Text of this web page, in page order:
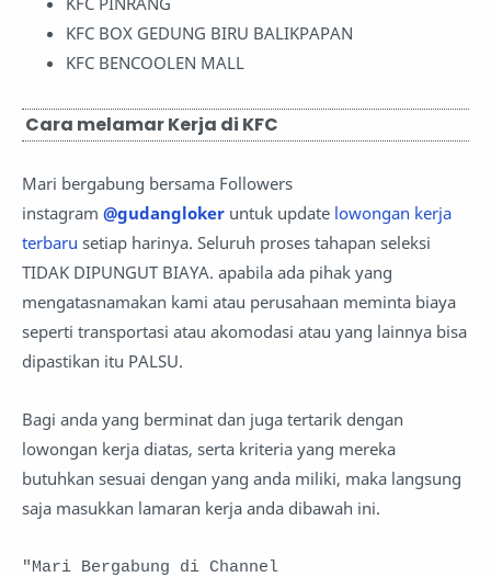
KFC BOX GEDUNG BIRU BALIKPAPAN
KFC BENCOOLEN MALL
Cara melamar Kerja di KFC
Mari bergabung bersama Followers
instagram @gudangloker untuk update lowongan kerja
terbaru setiap harinya. Seluruh proses tahapan seleksi
TIDAK DIPUNGUT BIAYA. apabila ada pihak yang
mengatasnamakan kami atau perusahaan meminta biaya
seperti transportasi atau akomodasi atau yang lainnya bisa
dipastikan itu PALSU.
Bagi anda yang berminat dan juga tertarik dengan
lowongan kerja diatas, serta kriteria yang mereka
butuhkan sesuai dengan yang anda miliki, maka langsung
saja masukkan lamaran kerja anda dibawah ini.
"Mari Bergabung di Channel